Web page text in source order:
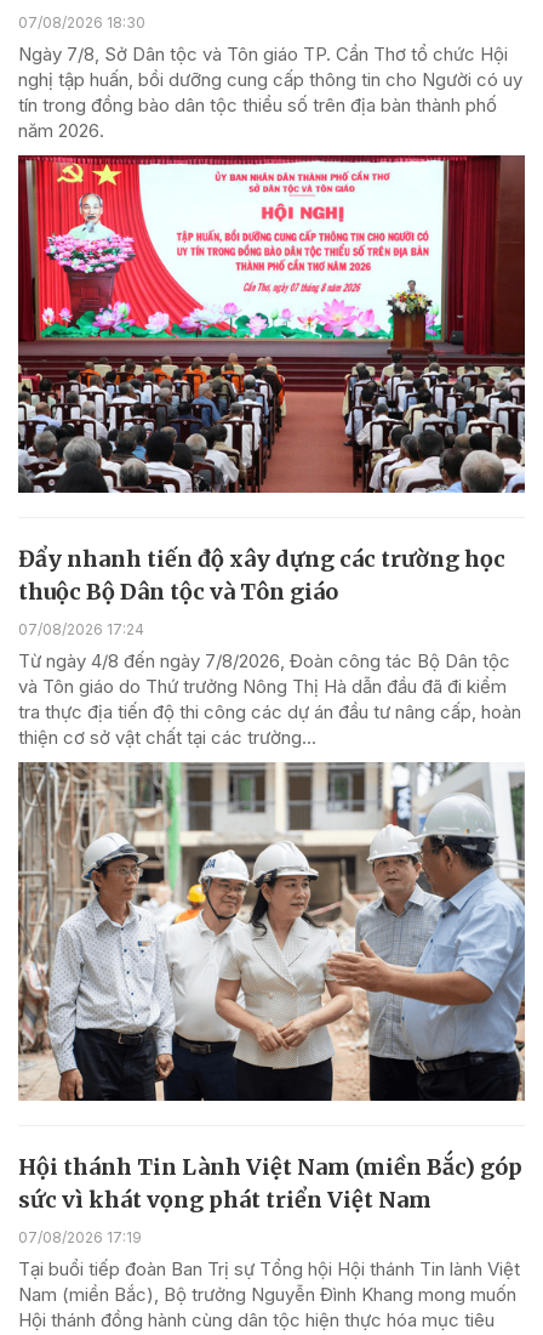
07/08/2026 18:30
Ngày 7/8, Sở Dân tộc và Tôn giáo TP. Cần Thơ tổ chức Hội
nghị tập huấn, bồi dưỡng cung cấp thông tin cho Người có uy
tín trong đồng bào dân tộc thiểu số trên địa bàn thành phố
năm 2026.
Đẩy nhanh tiến độ xây dựng các trường học
thuộc Bộ Dân tộc và Tôn giáo
07/08/2026 17:24
Từ ngày 4/8 đến ngày 7/8/2026, Đoàn công tác Bộ Dân tộc
và Tôn giáo do Thứ trưởng Nông Thị Hà dẫn đầu đã đi kiểm
tra thực địa tiến độ thi công các dự án đầu tư nâng cấp, hoàn
thiện cơ sở vật chất tại các trường...
Hội thánh Tin Lành Việt Nam (miền Bắc) góp
sức vì khát vọng phát triển Việt Nam
07/08/2026 17:19
Tại buổi tiếp đoàn Ban Trị sự Tổng hội Hội thánh Tin lành Việt
Nam (miền Bắc), Bộ trưởng Nguyễn Đình Khang mong muốn
Hội thánh đồng hành cùng dân tộc hiện thực hóa mục tiêu